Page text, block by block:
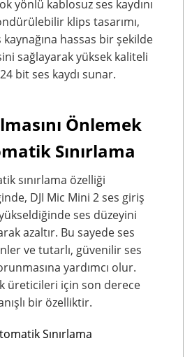
yönlü kablosuz ses kaydını
klips tasarımı,
hassas bir şekilde
sağlayarak yüksek kaliteli
bit ses kaydı sunar.
Önlemek
Sınırlama
sınırlama özelliği
DJI Mic Mini 2 ses giriş
ses düzeyini
azaltır. Bu sayede ses
ve tutarlı, güvenilir ses
yardımcı olur.
üreticileri için son derece
bir özelliktir.